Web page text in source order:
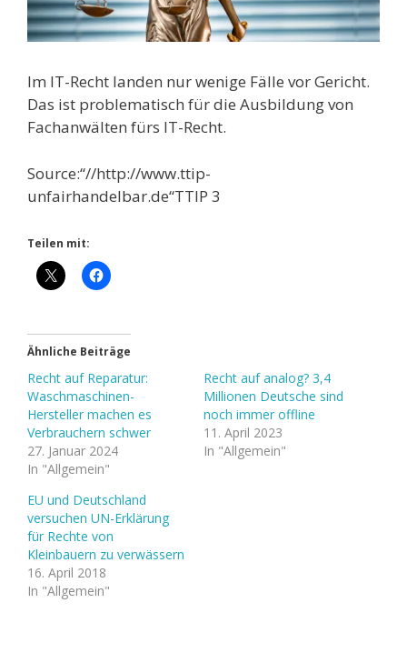
Im IT-Recht landen nur wenige Fälle vor Gericht.
Das ist problematisch für die Ausbildung von
Fachanwälten fürs IT-Recht.
Source:“//http://www.ttip-
unfairhandelbar.de“TTIP 3
Teilen mit:
Ähnliche Beiträge
Recht auf Reparatur:
Waschmaschinen-
Hersteller machen es
Verbrauchern schwer
27. Januar 2024
In "Allgemein"
Recht auf analog? 3,4
Millionen Deutsche sind
noch immer offline
11. April 2023
In "Allgemein"
EU und Deutschland
versuchen UN-Erklärung
für Rechte von
Kleinbauern zu verwässern
16. April 2018
In "Allgemein"